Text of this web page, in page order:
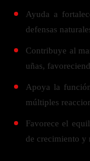
Ayuda a
defensas
Contribuye al
uñas,
Apoya la
múltiples
Favorece el
de crecimiento y